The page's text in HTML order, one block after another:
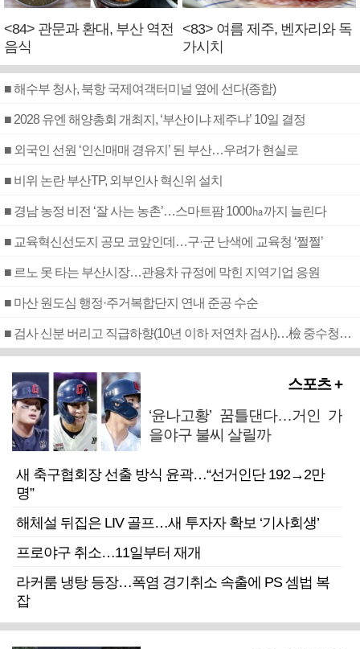
<84> 관문과 환대, 부산 역전
음식
<83> 여름 제주, 벤자리와 독
가시치
■ 해수부 청사, 북항 국제여객터미널 옆에 선다(종합)
■ 2028 유엔 해양총회 개최지, ‘부산이냐 제주냐’ 10일 결정
■ 외국인 선원 ‘인신매매 경유지’ 된 부산…우려가 현실로
■ 비위 논란 부산TP, 외부인사 혁신위 설치
■ 경남 농정 비전 ‘잘 사는 농촌’…스마트팜 1000㏊까지 늘린다
■ 교육혁신선도지 공모 코앞인데…구·군 난색에 교육청 ‘쩔쩔’
■ 르노 못 타는 부산시장…관용차 규정에 막힌 지역기업 응원
■ 마산 원도심 행정·주거복합단지 연내 준공 수순
■ 검사 신분 버리고 직급하향(10년 이하 저연차 검사)…檢 중수청행 기피
스포츠 +
‘윤나고황’ 꿈틀댄다…거인 가
을야구 불씨 살릴까
새 축구협회장 선출 방식 윤곽…“선거인단 192→2만
명”
해체설 뒤집은 LIV 골프…새 투자자 확보 ‘기사회생’
프로야구 취소…11일부터 재개
라커룸 냉탕 등장…폭염 경기취소 속출에 PS 셈법 복
잡